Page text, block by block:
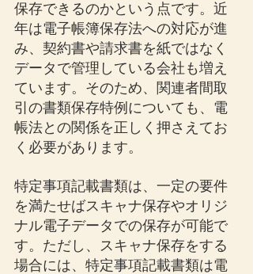
保存できるのかという点です。近
年は電子帳簿保存法への対応が進
み、契約書や請求書を紙ではなく
データで管理している会社も増え
ています。そのため、関連者間取
引の書類保存特例についても、電
帳法との関係を正しく押さえてお
く必要があります。
特定事項記載書類は、一定の要件
を満たせばスキャナ保存やオリジ
ナル電子データでの保存が可能で
す。ただし、スキャナ保存をする
場合には、特定事項記載書類は電